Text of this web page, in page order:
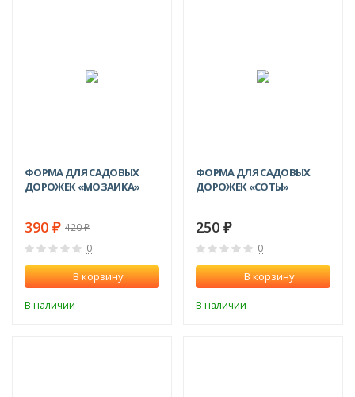
ФОРМА ДЛЯ САДОВЫХ
ДОРОЖЕК «МОЗАИКА»
390 ₽ 420₽
0
В корзину
В наличии
ФОРМА ДЛЯ САДОВЫХ
ДОРОЖЕК «СОТЫ»
250 ₽
0
В корзину
В наличии